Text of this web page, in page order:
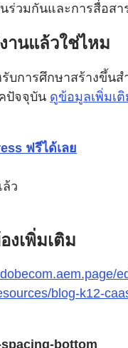
ร่วมกันและการสื่อสา
านแล้วใช่ไหม
รับการศึกษาสร้างขึ้น
ปัจจุบัน ดูข้อมูลเพิ่มเติ
ฟรีได้เลย
ว
งเพิ่มเติม
blog-k12-
bottom